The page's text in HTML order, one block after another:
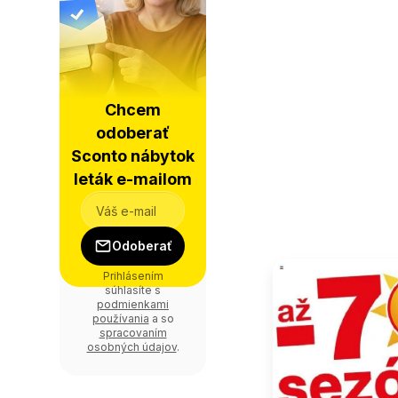
Chcem
odoberať
Sconto nábytok
leták e-mailom
Odoberať
Prihlásením
súhlasíte s
podmienkami
používania a so
spracovaním
osobných údajov.